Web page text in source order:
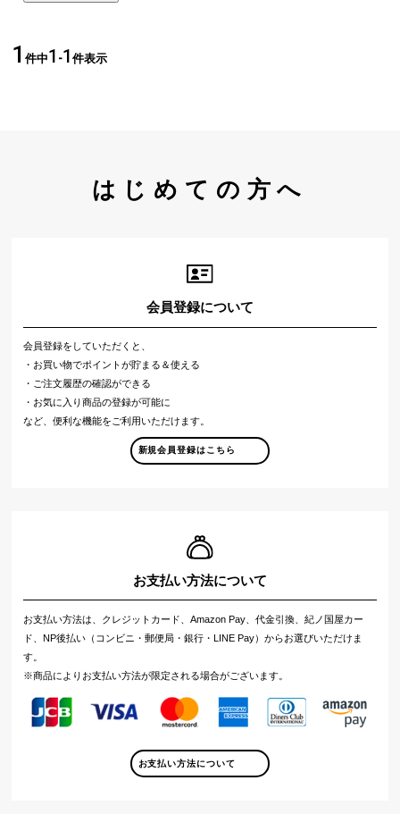
1 件中1 -1 件表示
はじめての方へ
会員登録について
会員登録をしていただくと、
・お買い物でポイントが貯まる＆使える
・ご注文履歴の確認ができる
・お気に入り商品の登録が可能に
など、便利な機能をご利用いただけます。
新規会員登録はこちら
お支払い方法について
お支払い方法は、クレジットカード、Amazon Pay、代金引換、紀ノ国屋カー
ド、NP後払い（コンビニ・郵便局・銀行・LINE Pay）からお選びいただけま
す。
※商品によりお支払い方法が限定される場合がございます。
お支払い方法について